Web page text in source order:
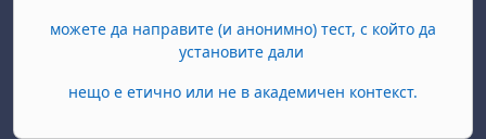
можете да направите (и анонимно) тест, с който да
установите дали
нещо е етично или не в академичен контекст.